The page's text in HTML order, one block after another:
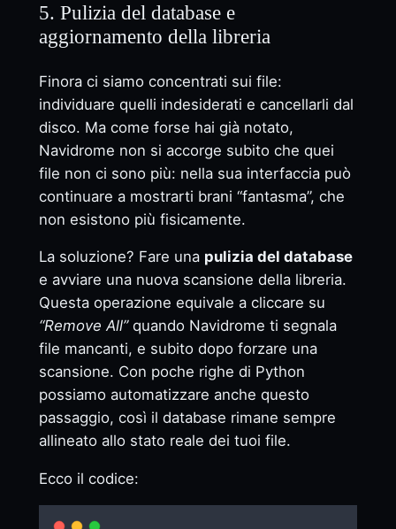
5. Pulizia del database e
aggiornamento della libreria
Finora ci siamo concentrati sui file:
individuare quelli indesiderati e cancellarli dal
disco. Ma come forse hai già notato,
Navidrome non si accorge subito che quei
file non ci sono più: nella sua interfaccia può
continuare a mostrarti brani “fantasma”, che
non esistono più fisicamente.
La soluzione? Fare una pulizia del database
e avviare una nuova scansione della libreria.
Questa operazione equivale a cliccare su
“Remove All”quando Navidrome ti segnala
file mancanti, e subito dopo forzare una
scansione. Con poche righe di Python
possiamo automatizzare anche questo
passaggio, così il database rimane sempre
allineato allo stato reale dei tuoi file.
Ecco il codice: